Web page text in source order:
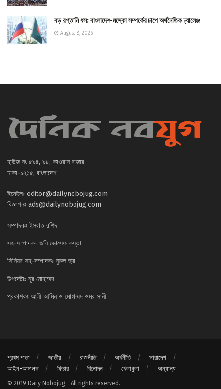
বড় রপ্তানি ধস: বাংলাদেশ-মস্কো সম্পর্কের চাপে অর্থনৈতিক চ্যালেঞ্জ
August 8, 2026
হাউজ নং ৫৯৪, ৯৮, কাওরান বাজার
ঢাকা-১২১৫, বাংলাদেশ
ইমেইলঃ editor@dailynobojug.com
বিজ্ঞাপনঃ ads@dailynobojug.com
সম্পাদকঃ ইসরাত রশিদ
সহ-সম্পাদক- জনি জোসেফ কস্তা
সিনিয়র সহ-সম্পাদকঃ নুরুল হুদা
উপদেষ্টাঃ নূর মোহাম্মদ
প্রকাশকঃ আলী আমিন ও মোহাম্মদ ওমর সানী
প্রথম পাতা জাতীয় রাজনীতি অর্থনীতি
সারাদেশ
আইন-আদালত
ফিচার বিনোদন খেলাধুলা অন্যান্য
© 2019 Daily Nobojug - All rights reserved.